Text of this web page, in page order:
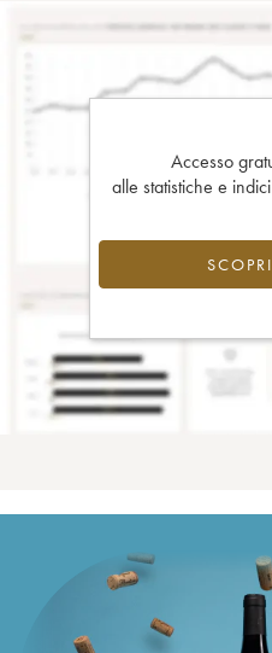
Accesso
alle statistiche e